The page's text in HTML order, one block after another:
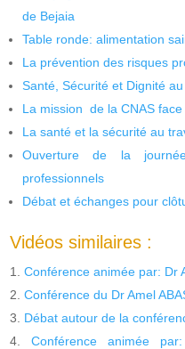
de Bejaia
Table ronde: alimentation
La prévention des risques
Santé, Sécurité et Dignité
La mission de la CNAS
La santé et la sécurité au
Ouverture de la
professionnels
Débat et échanges pour
Vidéos similaires :
Conférence animée par: Dr
Conférence du Dr Amel
Débat autour de la
Conférence animée